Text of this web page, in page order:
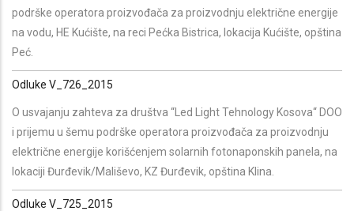
podrške operatora proizvođača za proizvodnju električne energije
na vodu, HE Kućište, na reci Pećka Bistrica, lokacija Kućište, opština
Peć.
Odluke V_726_2015
O usvajanju zahteva za društva “Led Light Tehnology Kosova“ DOO
i prijemu u šemu podrške operatora proizvođača za proizvodnju
električne energije korišćenjem solarnih fotonaponskih panela, na
lokaciji Đurđevik/Mališevo, KZ Đurđevik, opština Klina.
Odluke V_725_2015